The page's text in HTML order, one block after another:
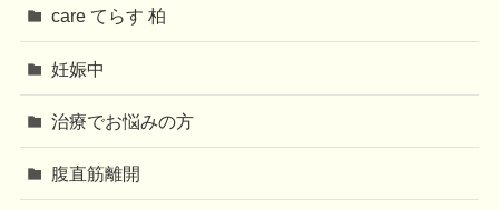
care てらす 柏
妊娠中
治療でお悩みの方
腹直筋離開